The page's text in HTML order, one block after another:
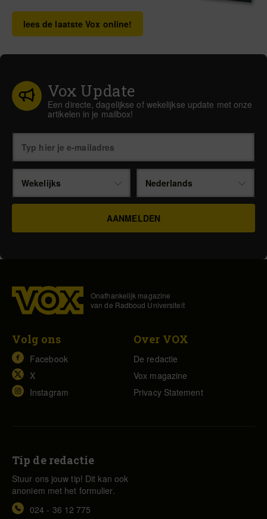
lees de laatste Vox online!
Vox Update
Een directe, dagelijkse of wekelijkse update met onze
artikelen in je mailbox!
Wekelijks Nederlands
Onafhankelijk magazine
van de Radboud Universiteit
Volg ons
Facebook
X
Instagram
Over VOX
De redactie
Vox magazine
Privacy Statement
Tip de redactie
Stuur ons jouw tip! Dit kan ook
anoniem met het formulier.
024 - 36 12 775